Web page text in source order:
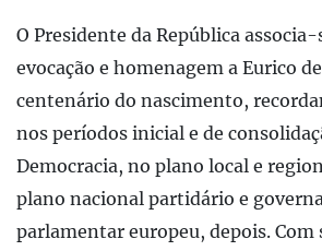
O Presidente da República associa-
evocação e homenagem a Eurico
centenário do nascimento,
nos períodos inicial e de
Democracia, no plano local e
plano nacional partidário e
parlamentar europeu, depois. Com